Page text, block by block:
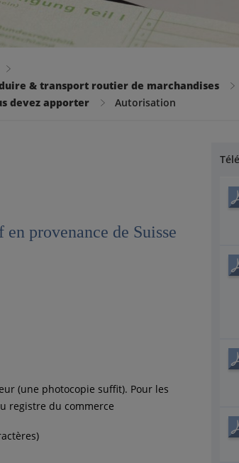
& transport routier de marchandises
devez apporter Autorisation
provenance de Suisse
(une photocopie suffit). Pour les
registre du commerce